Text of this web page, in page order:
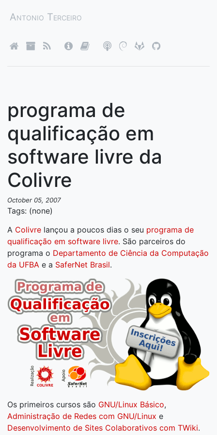
Antonio Terceiro
programa de
qualificação em
software livre da
Colivre
October 05, 2007
Tags: (none)
A Colivre lançou a poucos dias o seu programa de
qualificação em software livre. São parceiros do
programa o Departamento de Ciência da Computação
da UFBA e a SaferNet Brasil.
Os primeiros cursos são GNU/Linux Básico,
Administração de Redes com GNU/Linux e
Desenvolvimento de Sites Colaborativos com TWiki.